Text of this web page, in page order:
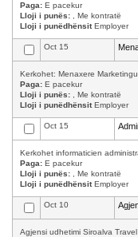
Paga: E pacekur
Lloji i punës: , Me kontratë
Lloji i punëdhënsitEmployer
Oct 15
Kerkohet: Menaxere
Paga: E pacekur
Lloji i punës: , Me kontratë
Lloji i punëdhënsitEmployer
Oct 15
Kerkohet informaticien
Paga: E pacekur
Lloji i punës: , Me kontratë
Lloji i punëdhënsitEmployer
Oct 10
Agjensi udhetimi Siroalva